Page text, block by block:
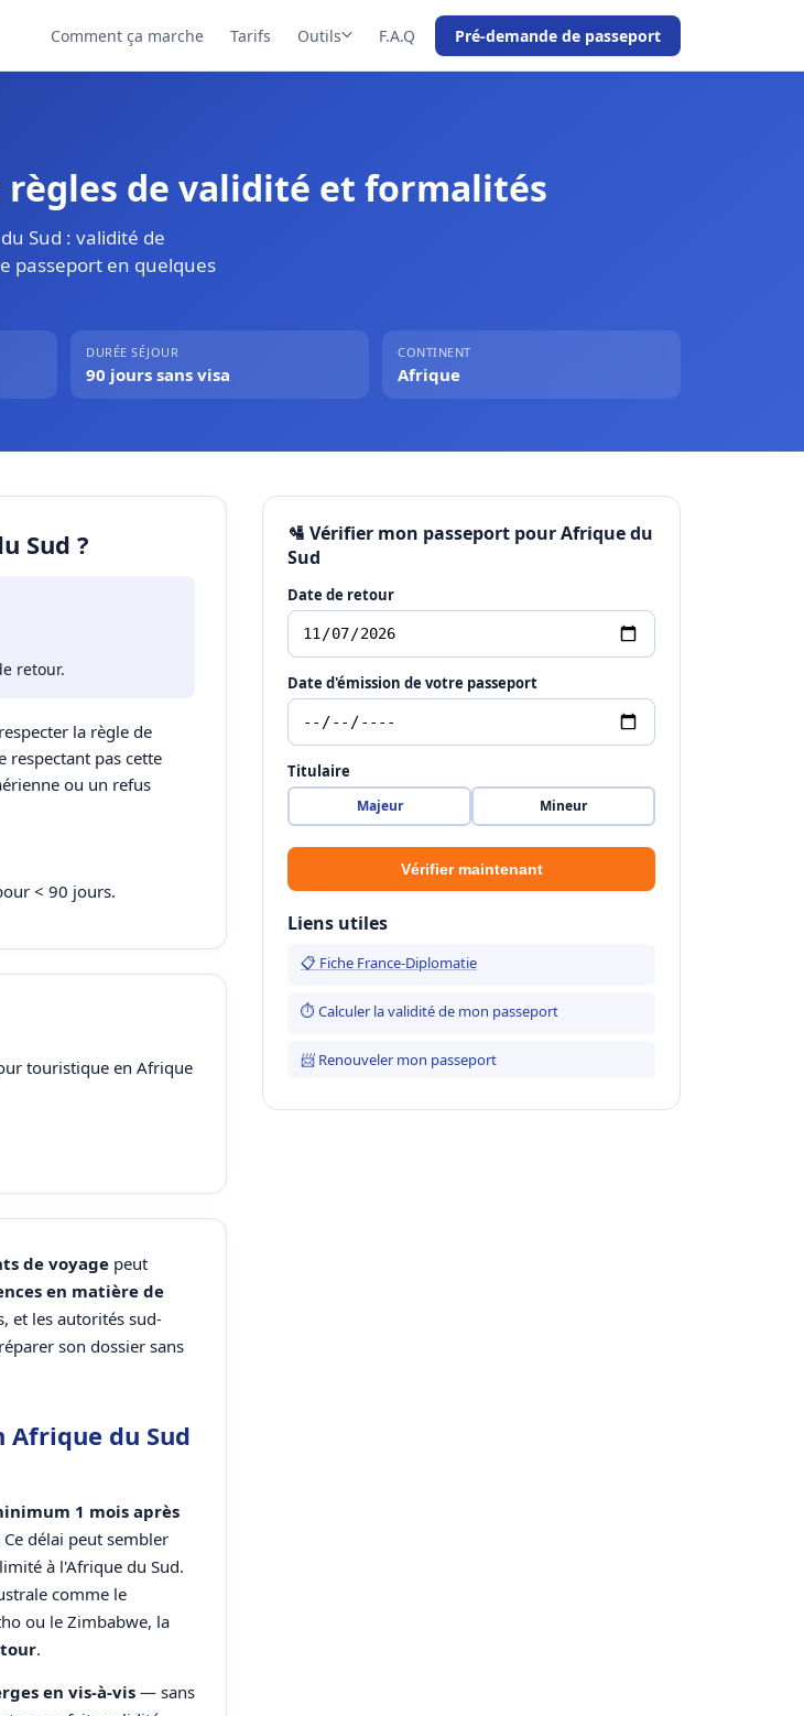
Comment ça marche Tarifs Outils F.A.Q Pré-demande de passeport
règles de validité et formalités
Sud : validité de
passeport en quelques
DURÉE SÉJOUR
90 jours sans visa
CONTINENT
Afrique
Sud ?
retour.
la règle de
respectant pas cette
ou un refus
< 90 jours.
touristique en Afrique
de voyage peut
en matière de
et les autorités sud-
son dossier sans
du Sud
1 mois après
délai peut sembler
à l'Afrique du Sud.
comme le
ou le Zimbabwe, la
.
en vis-à-vis — sans
🛂 Vérifier mon passeport pour Afrique du
Sud
Date de retour
Date d'émission de votre passeport
Titulaire
Majeur Mineur
Vérifier maintenant
Liens utiles
📋 Fiche France-Diplomatie
⏱ Calculer la validité de mon passeport
📨 Renouveler mon passeport